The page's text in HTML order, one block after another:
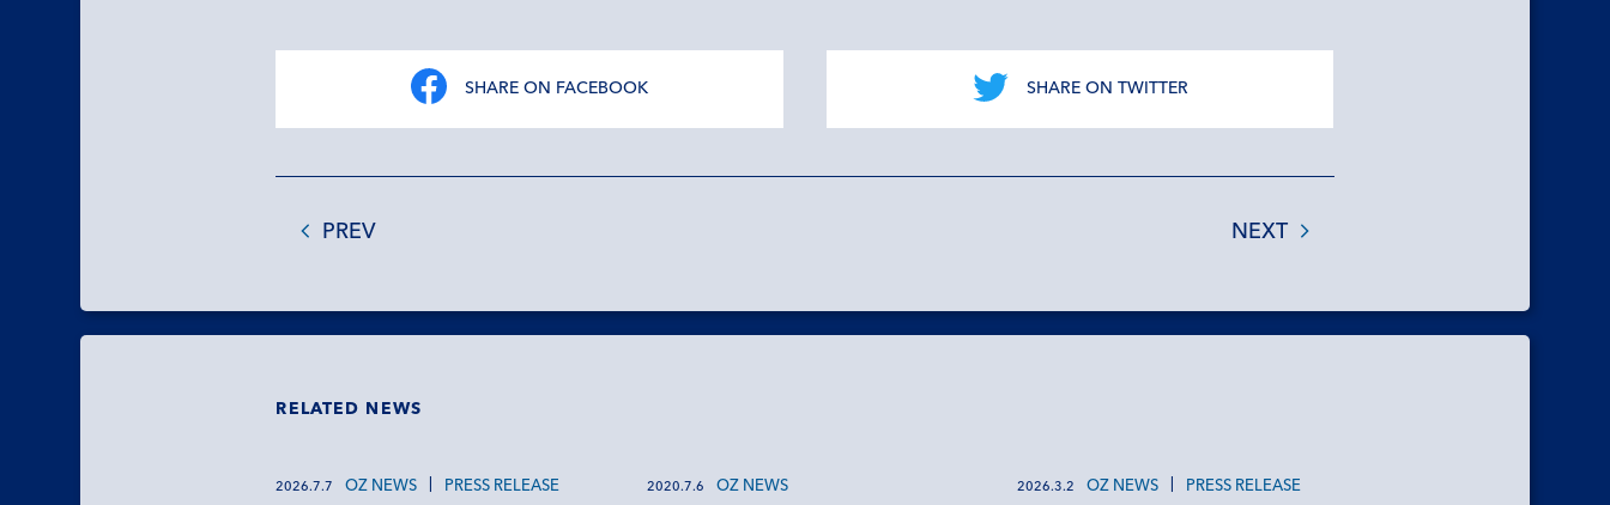
SHARE ON FACEBOOK SHARE ON TWITTER
PREV NEXT
RELATED NEWS
2026.7.7 OZ NEWS PRESS RELEASE 2020.7.6 OZ NEWS 2026.3.2 OZ NEWS PRESS RELEASE